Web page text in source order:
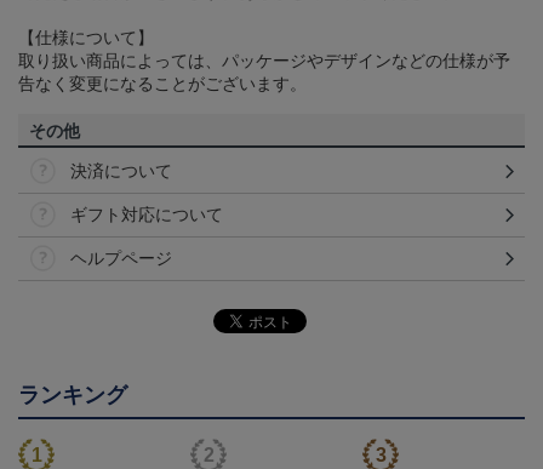
【仕様について】
取り扱い商品によっては、パッケージやデザインなどの仕様が予
告なく変更になることがございます。
その他
決済について
ギフト対応について
ヘルプページ
ランキング